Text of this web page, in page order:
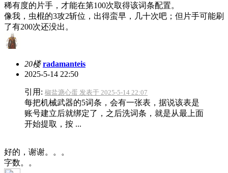
稀有度的片手，才能在第100次取得该词条配置。
像我，虫棍的3攻2斩位，出得蛮早，几十次吧；但片手可能刷
了有200次还没出。
20楼 radamanteis
2025-5-14 22:50
引用: 椒盐溏心蛋 发表于 2025-5-14 22:07
每把机械武器的5词条，会有一张表，据说该表是
账号建立后就绑定了，之后洗词条，就是从最上面
开始提取，按 ...
好的，谢谢。。。
字数。。